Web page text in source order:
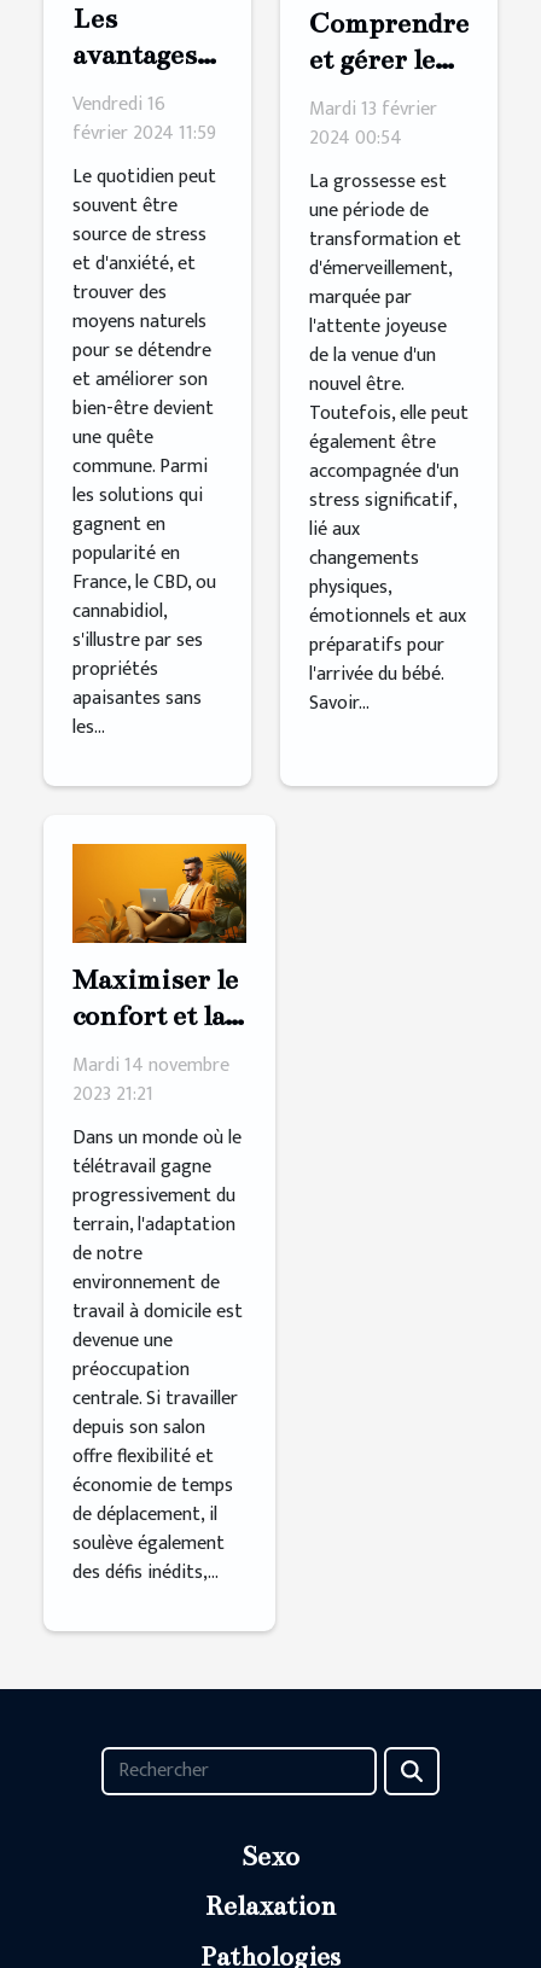
Les
avantages
du CBD
français
pour la
relaxation
et le bien-
être
Vendredi 16
février 2024 11:59
Le quotidien peut
souvent être
source de stress
et d'anxiété, et
trouver des
moyens naturels
pour se détendre
et améliorer son
bien-être devient
une quête
commune. Parmi
les solutions qui
gagnent en
popularité en
France, le CBD, ou
cannabidiol,
s'illustre par ses
propriétés
apaisantes sans
les...
Comprendre
et gérer le
stress
pendant la
grossesse
Mardi 13 février
2024 00:54
La grossesse est
une période de
transformation et
d'émerveillement,
marquée par
l'attente joyeuse
de la venue d'un
nouvel être.
Toutefois, elle peut
également être
accompagnée d'un
stress significatif,
lié aux
changements
physiques,
émotionnels et aux
préparatifs pour
l'arrivée du bébé.
Savoir...
Maximiser le
confort et la
productilité
en télétravail
:
L'importance
d'un
aménagement
ergonomique
Mardi 14 novembre
2023 21:21
Dans un monde où le
télétravail gagne
progressivement du
terrain, l'adaptation
de notre
environnement de
travail à domicile est
devenue une
préoccupation
centrale. Si travailler
depuis son salon
offre flexibilité et
économie de temps
de déplacement, il
soulève également
des défis inédits,...
Sexo
Relaxation
Pathologies